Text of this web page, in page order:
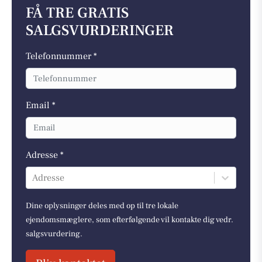
FÅ TRE GRATIS
SALGSVURDERINGER
Telefonnummer *
Email *
Adresse *
Adresse
Dine oplysninger deles med op til tre lokale
ejendomsmæglere, som efterfølgende vil kontakte dig vedr.
salgsvurdering.